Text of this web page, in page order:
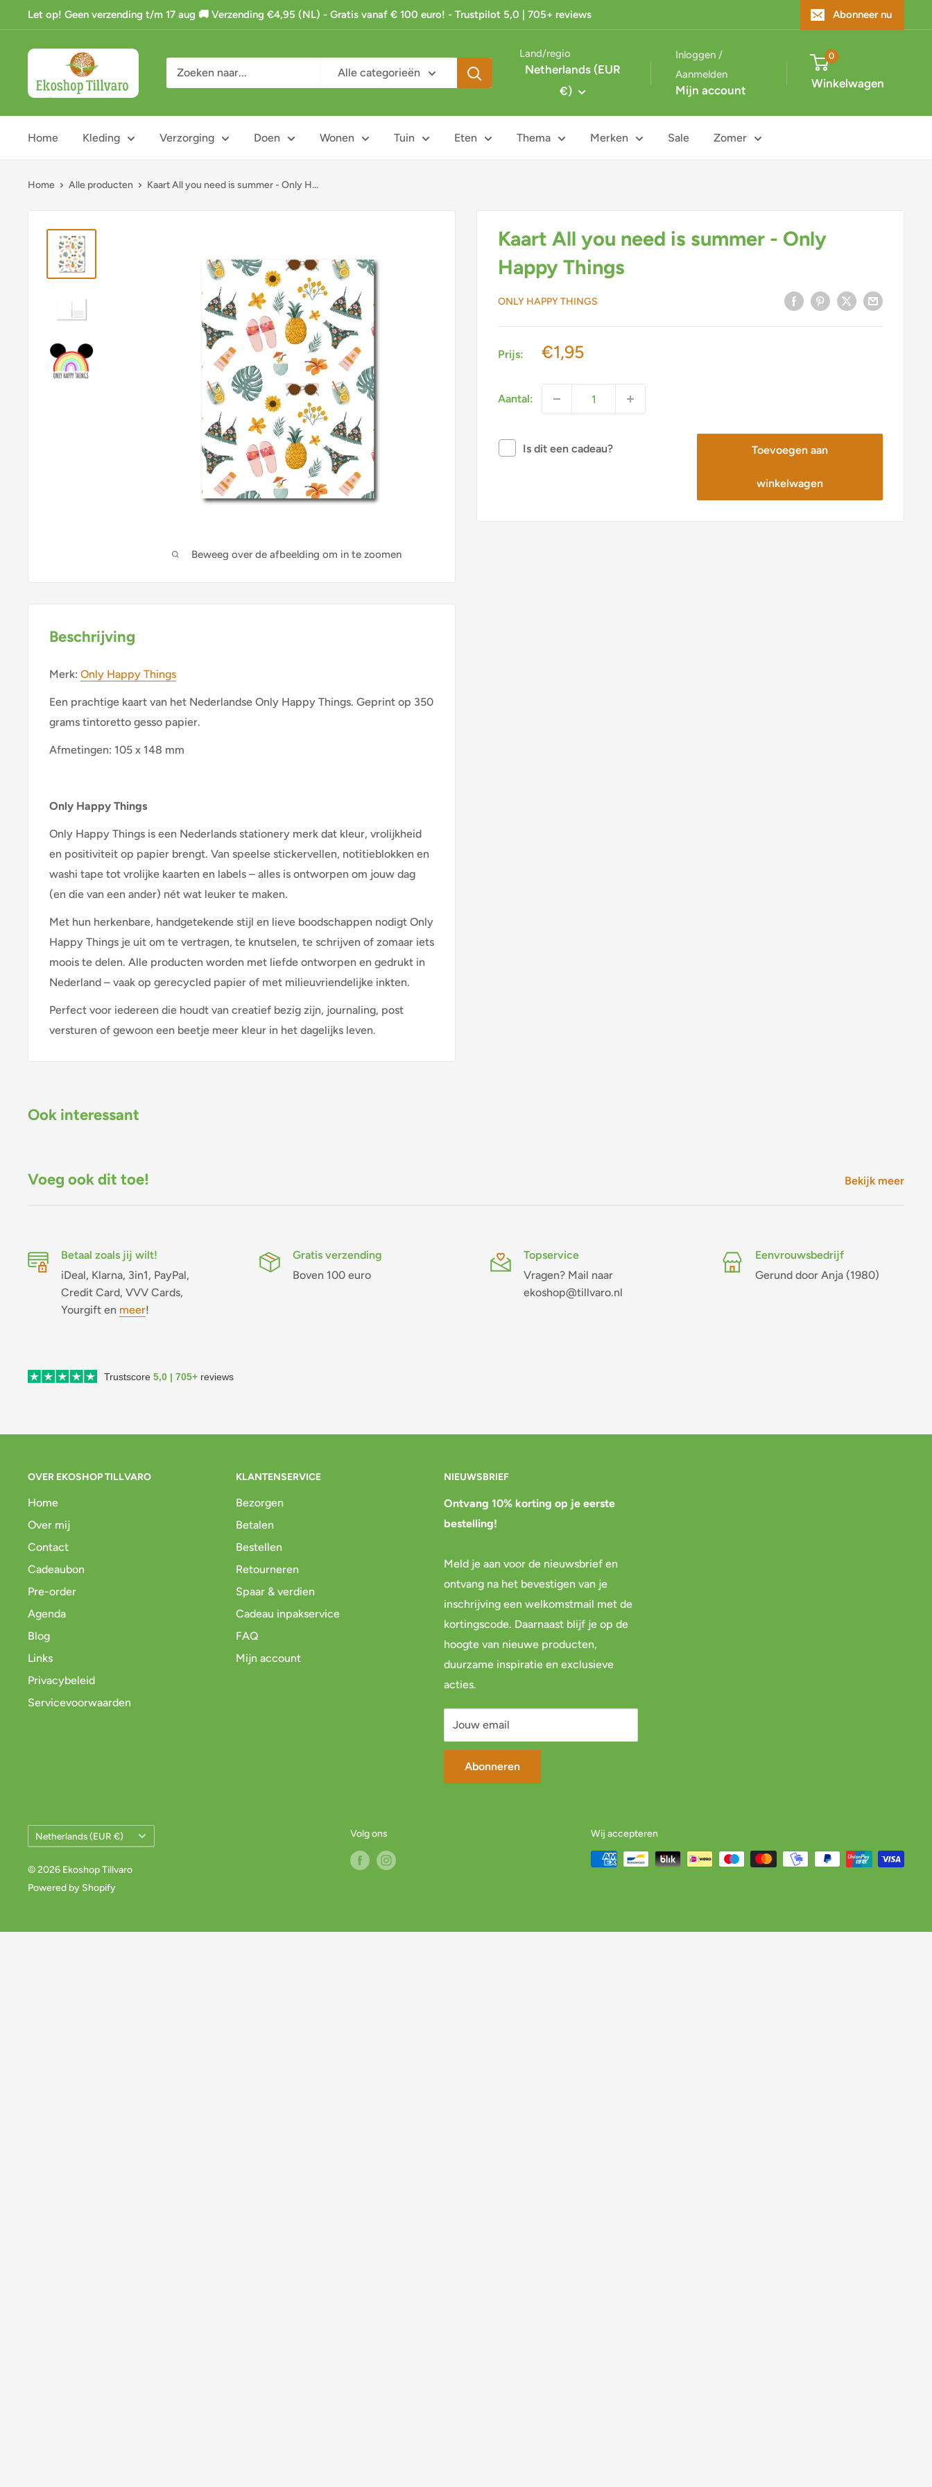
naar
Let op! Geen verzending t/m 17 aug 🚚 Verzending €4,95 (NL) - Gratis vanaf € 100 euro! - Trustpilot 5,0 | 705+ reviews Abonneer nu
Ekoshop
Tillvaro
Alle categorieën
Land/regio
Netherlands (EUR
€)
Inloggen /
Aanmelden
Mijn account
0
Winkelwagen
Home Kleding Verzorging Doen Wonen Tuin Eten Thema Merken Sale Zomer
Home Alle producten Kaart All you need is summer - Only H...
Beweeg over de afbeelding om in te zoomen
Kaart All you need is summer - Only
Happy Things
ONLY HAPPY THINGS
Prijs: Actieprijs
€1,95
Aantal:
Is dit een cadeau? Toevoegen aan
winkelwagen
Beschrijving
Merk: Only Happy Things
Een prachtige kaart van het Nederlandse Only Happy Things. Geprint op 350
grams tintoretto gesso papier.
Afmetingen: 105 x 148 mm
Only Happy Things
Only Happy Things is een Nederlands stationery merk dat kleur, vrolijkheid
en positiviteit op papier brengt. Van speelse stickervellen, notitieblokken en
washi tape tot vrolijke kaarten en labels – alles is ontworpen om jouw dag
(en die van een ander) nét wat leuker te maken.
Met hun herkenbare, handgetekende stijl en lieve boodschappen nodigt Only
Happy Things je uit om te vertragen, te knutselen, te schrijven of zomaar iets
moois te delen. Alle producten worden met liefde ontworpen en gedrukt in
Nederland – vaak op gerecycled papier of met milieuvriendelijke inkten.
Perfect voor iedereen die houdt van creatief bezig zijn, journaling, post
versturen of gewoon een beetje meer kleur in het dagelijks leven.
Ook interessant
Voeg ook dit toe! Bekijk meer
Betaal zoals jij wilt!
iDeal, Klarna, 3in1, PayPal,
Credit Card, VVV Cards,
Yourgift en meer!
Gratis verzending
Boven 100 euro
Topservice
Vragen? Mail naar
ekoshop@tillvaro.nl
Eenvrouwsbedrijf
Gerund door Anja (1980)
Trustscore 5,0 | 705+ reviews
OVER EKOSHOP TILLVARO
Home
Over mij
Contact
Cadeaubon
Pre-order
Agenda
Blog
Links
Privacybeleid
Servicevoorwaarden
KLANTENSERVICE
Bezorgen
Betalen
Bestellen
Retourneren
Spaar & verdien
Cadeau inpakservice
FAQ
Mijn account
NIEUWSBRIEF
Ontvang 10% korting op je eerste
bestelling!
Meld je aan voor de nieuwsbrief en
ontvang na het bevestigen van je
inschrijving een welkomstmail met de
kortingscode. Daarnaast blijf je op de
hoogte van nieuwe producten,
duurzame inspiratie en exclusieve
acties.
Jouw email
Abonneren
Land/Regio
Netherlands (EUR €)
© 2026 Ekoshop Tillvaro
Powered by Shopify
Volg ons Wij accepteren